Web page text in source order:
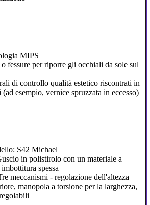
MIPS
fessure per riporre gli occhiali da sole sul
di controllo qualità estetico riscontrati in
esempio, vernice spruzzata in eccesso)
S42 Michael
in polistirolo con un materiale a
spessa
meccanismi - regolazione dell'altezza
manopola a torsione per la larghezza,